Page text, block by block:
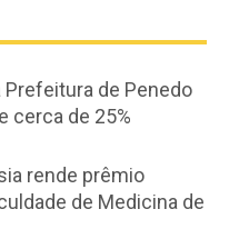
de Penedo
cerca de 25%
rende prêmio
de Medicina de